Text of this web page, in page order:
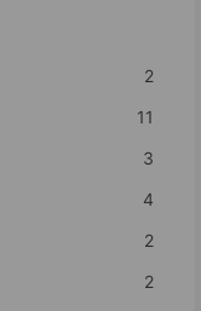
2
11
3
4
2
2